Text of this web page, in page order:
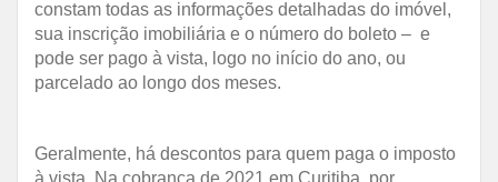
constam todas as informações detalhadas do imóvel,
sua inscrição imobiliária e o número do boleto – e
pode ser pago à vista, logo no início do ano, ou
parcelado ao longo dos meses.
Geralmente, há descontos para quem paga o imposto
à vista. Na cobrança de 2021 em Curitiba, por